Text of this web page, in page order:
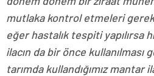
mutlaka kontrol etmeleri
eğer hastalık tespiti yapılırsa
ilacın da bir önce kullanılması
tarımda kullandığımız mantar